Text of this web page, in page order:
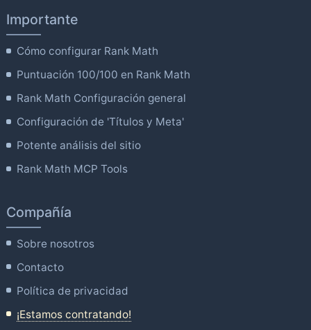
Importante
Cómo configurar Rank Math
Puntuación 100/100 en Rank Math
Rank Math Configuración general
Configuración de 'Títulos y Meta'
Potente análisis del sitio
Rank Math MCP Tools
Compañía
Sobre nosotros
Contacto
Política de privacidad
¡Estamos contratando!